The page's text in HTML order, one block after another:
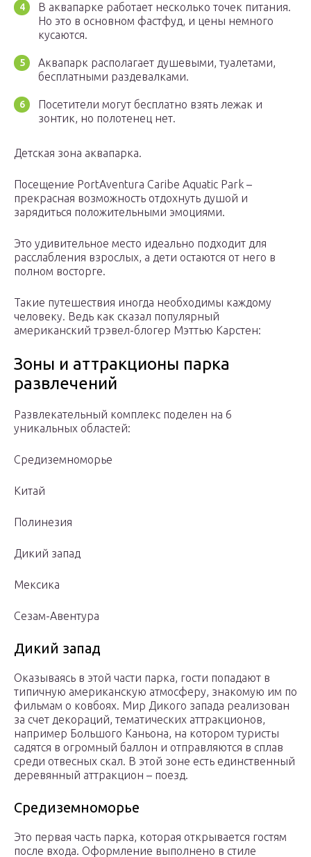
В аквапарке работает несколько точек питания.
Но это в основном фастфуд, и цены немного
кусаются.
Аквапарк располагает душевыми, туалетами,
бесплатными раздевалками.
Посетители могут бесплатно взять лежак и
зонтик, но полотенец нет.
Детская зона аквапарка.
Посещение PortAventura Caribe Aquatic Park –
прекрасная возможность отдохнуть душой и
зарядиться положительными эмоциями.
Это удивительное место идеально подходит для
расслабления взрослых, а дети остаются от него в
полном восторге.
Такие путешествия иногда необходимы каждому
человеку. Ведь как сказал популярный
американский трэвел-блогер Мэттью Карстен:
Зоны и аттракционы парка
развлечений
Развлекательный комплекс поделен на 6
уникальных областей:
Средиземноморье
Китай
Полинезия
Дикий запад
Мексика
Сезам-Авентура
Дикий запад
Оказываясь в этой части парка, гости попадают в
типичную американскую атмосферу, знакомую им по
фильмам о ковбоях. Мир Дикого запада реализован
за счет декораций, тематических аттракционов,
например Большого Каньона, на котором туристы
садятся в огромный баллон и отправляются в сплав
среди отвесных скал. В этой зоне есть единственный
деревянный аттракцион – поезд.
Средиземноморье
Это первая часть парка, которая открывается гостям
после входа. Оформление выполнено в стиле